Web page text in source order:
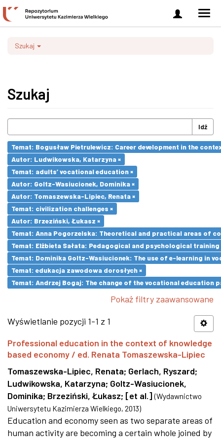
Zaloguj
się
Szukaj
Szukaj
Idź
Temat: Bogusław Pietrulewicz: Career development in the
Autor: Ludwikowska, Katarzyna ×
Temat: adults’ vocational education ×
Autor: Goltz-Wasiucionek, Dominika ×
Autor: Tomaszewska-Lipiec, Renata ×
Temat: civilization challenges ×
Autor: Brzeziński, Łukasz ×
Temat: Anna Pogorzelska: Theoretical and practical areas of
Temat: Elżbieta Sałata: Pedagogical and psychological
Temat: Dominika Goltz-Wasiucionek: The use of e-learning in
Temat: edukacja zawodowa dorosłych ×
Temat: Andrzej Bogaj: The change of the vocational education
Pokaż filtry zaawansowane
Wyświetlanie pozycji 1-1 z 1
Professional education in the context of knowledge
based economy / ed. Renata Tomaszewska-Lipiec
Tomaszewska-Lipiec, Renata; Gerlach, Ryszard;
Ludwikowska, Katarzyna; Goltz-Wasiucionek,
Dominika; Brzeziński, Łukasz; [et al.] (Wydawnictwo
Uniwersytetu Kazimierza Wielkiego, 2013)
Education and economy seen as two separate areas of
human activity are becoming a certain whole joined by